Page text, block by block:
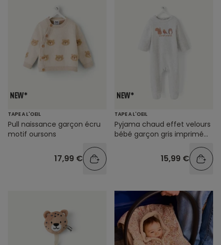
TAPE A L'OEIL
Pull naissance garçon écru
motif oursons
17,99 €
TAPE A L'OEIL
Pyjama chaud effet velours
bébé garçon gris imprimé
15,99 €